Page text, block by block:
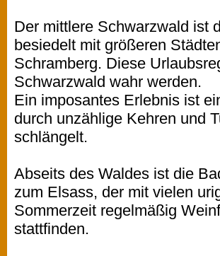
Der mittlere Schwarzwald ist
besiedelt mit größeren
Schramberg. Diese
Schwarzwald wahr werden.
Ein imposantes Erlebnis ist
durch unzählige Kehren und
schlängelt.
Abseits des Waldes ist die
zum Elsass, der mit vielen
Sommerzeit regelmäßig
stattfinden.